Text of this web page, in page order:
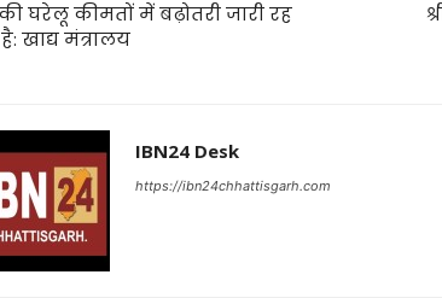
घरेलू कीमतों में बढ़ोतरी जारी रह
खाद्य मंत्रालय
IBN24 Desk
https://ibn24chhattisgarh.com